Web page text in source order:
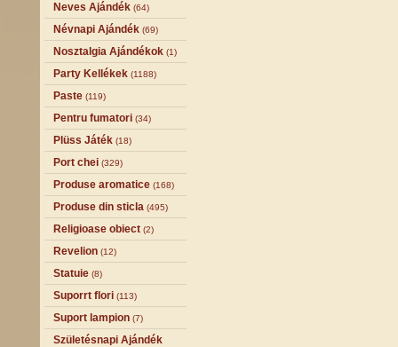
Neves Ajándék (64)
Névnapi Ajándék (69)
Nosztalgia Ajándékok (1)
Party Kellékek (1188)
Paste (119)
Pentru fumatori (34)
Plüss Játék (18)
Port chei (329)
Produse aromatice (168)
Produse din sticla (495)
Religioase obiect (2)
Revelion (12)
Statuie (8)
Suporrt flori (113)
Suport lampion (7)
Születésnapi Ajándék